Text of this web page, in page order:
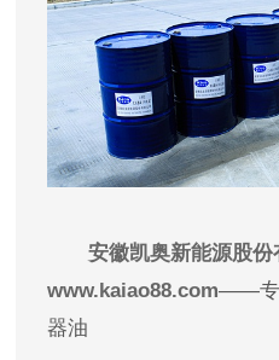
安徽凯奥新能源股份
www.kaiao88.com——专
器油